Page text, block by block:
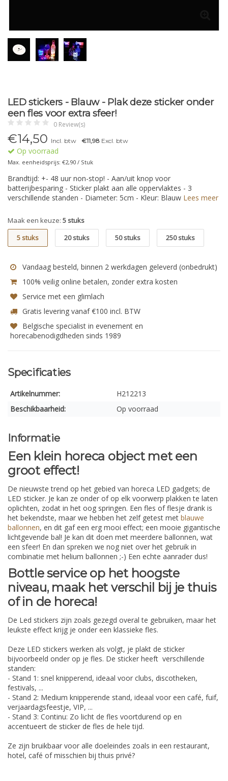
LED stickers - Blauw - Plak deze sticker onder
een fles voor extra sfeer!
0 Review(s)
€14,50 Incl. btw €11,98 Excl. btw
Op voorraad
Max. eenheidsprijs: €2,90 / Stuk
Brandtijd: +- 48 uur non-stop! - Aan/uit knop voor
batterijbesparing - Sticker plakt aan alle oppervlaktes - 3
verschillende standen - Diameter: 5cm - Kleur: Blauw Lees meer
Maak een keuze: 5 stuks
5 stuks
20 stuks 50 stuks 250 stuks
Vandaag besteld, binnen 2 werkdagen geleverd (onbedrukt)
100% veilig online betalen, zonder extra kosten
Service met een glimlach
Gratis levering vanaf €100 incl. BTW
Belgische specialist in evenement en
horecabenodigdheden sinds 1989
Specificaties
Artikelnummer:
H212213
Beschikbaarheid:
Op voorraad
Informatie
Een klein horeca object met een
groot effect!
De nieuwste trend op het gebied van horeca LED gadgets; de
LED sticker. Je kan ze onder of op elk voorwerp plakken te laten
oplichten, zodat in het oog springen. Een fles of flesje drank is
het bekendste, maar we hebben het zelf getest met blauwe
ballonnen, en dit gaf een erg mooi effect; een mooie gigantische
lichtgevende bal! Je kan dit doen met meerdere ballonnen, wat
een sfeer! En dan spreken we nog niet over het gebruik in
combinatie met helium ballonnen ;-) Een echte aanrader dus!
Bottle service op het hoogste
niveau, maak het verschil bij je thuis
of in de horeca!
De Led stickers zijn zoals gezegd overal te gebruiken, maar het
leukste effect krijg je onder een klassieke fles.
Deze LED stickers werken als volgt, je plakt de sticker
bijvoorbeeld onder op je fles. De sticker heeft verschillende
standen:
- Stand 1: snel knipperend, ideaal voor clubs, discotheken,
festivals, ...
- Stand 2: Medium knipperende stand, ideaal voor een café, fuif,
verjaardagsfeestje, VIP, ...
- Stand 3: Continu: Zo licht de fles voortdurend op en
accentueert de sticker de fles de hele tijd.
Ze zijn bruikbaar voor alle doeleindes zoals in een restaurant,
hotel, café of misschien bij thuis privé?